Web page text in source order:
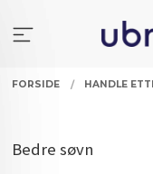
innholdet
FORSIDE HANDLE
Bedre søvn